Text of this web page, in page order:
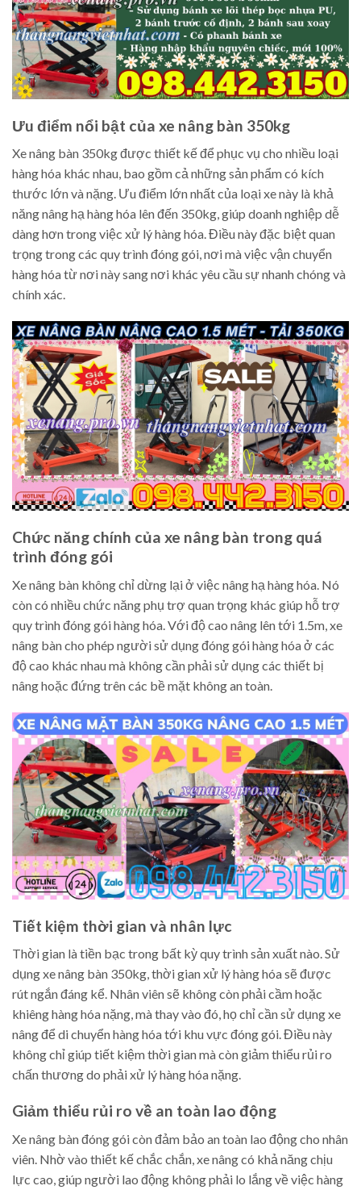
Ưu điểm nổi bật của xe nâng bàn 350kg
Xe nâng bàn 350kg được thiết kế để phục vụ cho nhiều loại
hàng hóa khác nhau, bao gồm cả những sản phẩm có kích
thước lớn và nặng. Ưu điểm lớn nhất của loại xe này là khả
năng nâng hạ hàng hóa lên đến 350kg, giúp doanh nghiệp dễ
dàng hơn trong việc xử lý hàng hóa. Điều này đặc biệt quan
trọng trong các quy trình đóng gói, nơi mà việc vận chuyển
hàng hóa từ nơi này sang nơi khác yêu cầu sự nhanh chóng và
chính xác.
Chức năng chính của xe nâng bàn trong quá
trình đóng gói
Xe nâng bàn không chỉ dừng lại ở việc nâng hạ hàng hóa. Nó
còn có nhiều chức năng phụ trợ quan trọng khác giúp hỗ trợ
quy trình đóng gói hàng hóa. Với độ cao nâng lên tới 1.5m, xe
nâng bàn cho phép người sử dụng đóng gói hàng hóa ở các
độ cao khác nhau mà không cần phải sử dụng các thiết bị
nâng hoặc đứng trên các bề mặt không an toàn.
Tiết kiệm thời gian và nhân lực
Thời gian là tiền bạc trong bất kỳ quy trình sản xuất nào. Sử
dụng xe nâng bàn 350kg, thời gian xử lý hàng hóa sẽ được
rút ngắn đáng kể. Nhân viên sẽ không còn phải cầm hoặc
khiêng hàng hóa nặng, mà thay vào đó, họ chỉ cần sử dụng xe
nâng để di chuyển hàng hóa tới khu vực đóng gói. Điều này
không chỉ giúp tiết kiệm thời gian mà còn giảm thiểu rủi ro
chấn thương do phải xử lý hàng hóa nặng.
Giảm thiểu rủi ro về an toàn lao động
Xe nâng bàn đóng gói còn đảm bảo an toàn lao động cho nhân
viên. Nhờ vào thiết kế chắc chắn, xe nâng có khả năng chịu
lực cao, giúp người lao động không phải lo lắng về việc hàng